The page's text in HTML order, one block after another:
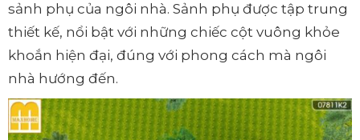
sảnh phụ của ngôi nhà. Sảnh phụ được tập trung
thiết kế, nổi bật với những chiếc cột vuông khỏe
khoắn hiện đại, đúng với phong cách mà ngôi
nhà hướng đến.